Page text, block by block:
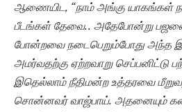
ஆணையிட, “நாம் அங்கு யாகங்கள்
பீடங்கள் தேவை.. அதேபோன்று
போன்றவை நடைபெறும்போது அந்த
அமர்வதற்கு ஏற்றவாறு செப்பனிட்டு
இதெல்லாம் நீதிமன்ற உத்தரவை
சொன்னவர் வாஜ்பாய். அதனையும்